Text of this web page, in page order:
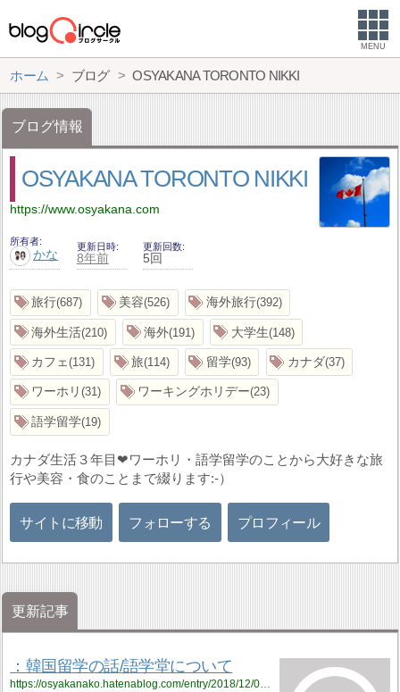
MENU
ホーム ブログ OSYAKANA TORONTO NIKKI
ブログ情報
OSYAKANA TORONTO NIKKI
https://www.osyakana.com
所有者
かな
更新日時
8年前
更新回数
5回
旅行 687 美容 526 海外旅行 392
海外生活 210 海外 191 大学生 148
カフェ 131 旅 114 留学 93 カナダ 37
ワーホリ 31 ワーキングホリデー 23
語学留学 19
カナダ生活３年目❤︎ワーホリ・語学留学のことから大好きな旅
行や美容・食のことまで綴ります:-）
サイトに移動 フォローする プロフィール
更新記事
：韓国留学の話/語学堂について
https://osyakanako.hatenablog.com/entry/2018/12/08/021422